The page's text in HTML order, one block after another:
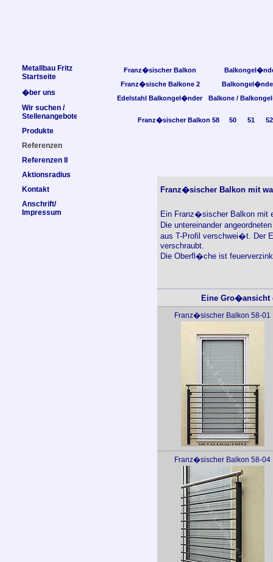
Franz�sischer Balkon mit
Ein Franz�sischer Balkon mit
Die untereinander
aus T-Profil verschwei�t. Der
verschraubt.
Die Oberfl�che ist
Eine Gro�ansicht
Franz�sischer Balkon 58-01
Franz�sischer Balkon 58-04
Franz�sischer Balkon
Franz�sische Balkone 2
Edelstahl Balkongel�nder
Balkone /
Franz�sischer Balkon 58 50 51 52
Metallbau Fritz
Startseite
�ber uns
Wir suchen /
Stellenangebote
Produkte
Referenzen
Referenzen II
Aktionsradius
Kontakt
Anschrift/
Impressum